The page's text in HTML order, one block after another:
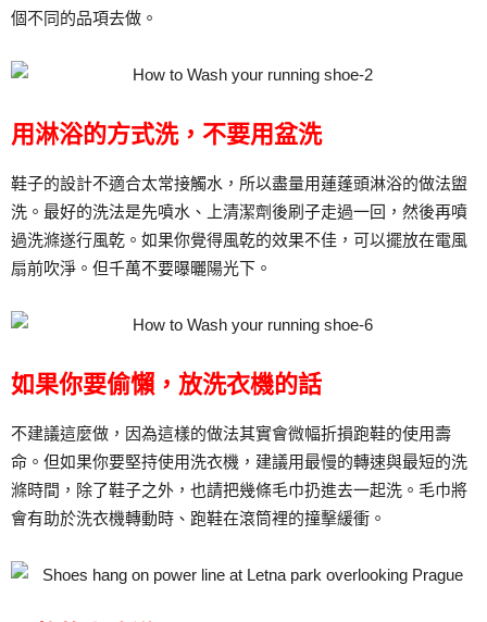
個不同的品項去做。
用淋浴的方式洗，不要用盆洗
鞋子的設計不適合太常接觸水，所以盡量用蓮蓬頭淋浴的做法盥
洗。最好的洗法是先噴水、上清潔劑後刷子走過一回，然後再噴
過洗滌遂行風乾。如果你覺得風乾的效果不佳，可以擺放在電風
扇前吹淨。但千萬不要曝曬陽光下。
如果你要偷懶，放洗衣機的話
不建議這麼做，因為這樣的做法其實會微幅折損跑鞋的使用壽
命。但如果你要堅持使用洗衣機，建議用最慢的轉速與最短的洗
滌時間，除了鞋子之外，也請把幾條毛巾扔進去一起洗。毛巾將
會有助於洗衣機轉動時、跑鞋在滾筒裡的撞擊緩衝。